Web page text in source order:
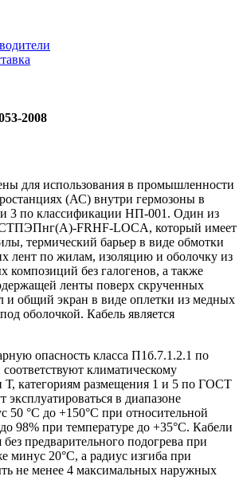
2008
для использования в промышленности
(АС) внутри гермозоны в
и 3 по классификации НП-001. Один из
FRHF-LOCA, который имеет
термический барьер в виде обмотки
лент по жилам, изоляцию и оболочку из
без галогенов, а также
ленты поверх скрученных
и общий экран в виде оплетки из медных
оболочкой. Кабель является
опасность класса П1б.7.1.2.1 по
климатическому
категориям размещения 1 и 5 по ГОСТ
в диапазоне
50 °C до +150°C при относительной
98% при температуре до +35°C. Кабели
предварительного подогрева при
минус 20°C, а радиус изгиба при
не менее 4 максимальных наружных